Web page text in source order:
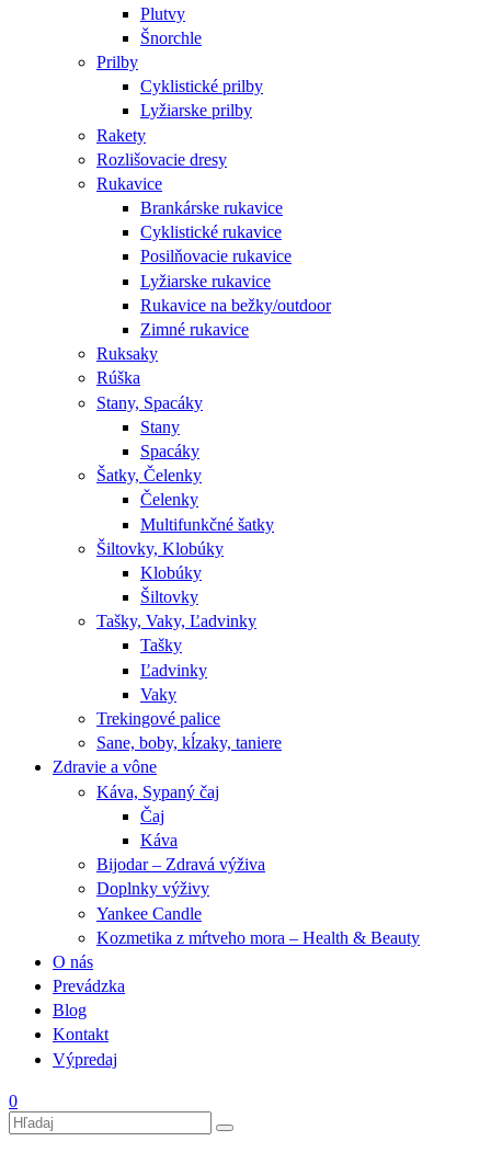
Plutvy
Šnorchle
Prilby
Cyklistické prilby
Lyžiarske prilby
Rakety
Rozlišovacie dresy
Rukavice
Brankárske rukavice
Cyklistické rukavice
Posilňovacie rukavice
Lyžiarske rukavice
Rukavice na bežky/outdoor
Zimné rukavice
Ruksaky
Rúška
Stany, Spacáky
Stany
Spacáky
Šatky, Čelenky
Čelenky
Multifunkčné šatky
Šiltovky, Klobúky
Klobúky
Šiltovky
Tašky, Vaky, Ľadvinky
Tašky
Ľadvinky
Vaky
Trekingové palice
Sane, boby, kĺzaky, taniere
Zdravie a vône
Káva, Sypaný čaj
Čaj
Káva
Bijodar – Zdravá výživa
Doplnky výživy
Yankee Candle
Kozmetika z mŕtveho mora – Health & Beauty
O nás
Prevádzka
Blog
Kontakt
Výpredaj
0